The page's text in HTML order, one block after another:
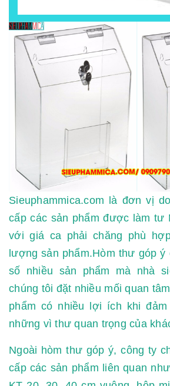
Sieuphammica.com là đơn vị
cấp các sản phẩm được làm tư
với giá ca phải chăng phù
lượng sản phẩm.Hòm thư góp ý
số nhiều sản phẩm mà nhà
chúng tôi đặt nhiều mối quan
phẩm có nhiều lợi ích khi
những vì thư quan trọng của
Ngoài hòm thư góp ý, công ty
cấp các sản phẩm liên quan